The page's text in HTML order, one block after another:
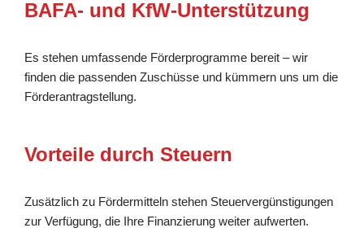
BAFA- und KfW-Unterstützung
Es stehen umfassende Förderprogramme bereit – wir
finden die passenden Zuschüsse und kümmern uns um die
Förderantragstellung.
Vorteile durch Steuern
Zusätzlich zu Fördermitteln stehen Steuervergünstigungen
zur Verfügung, die Ihre Finanzierung weiter aufwerten.